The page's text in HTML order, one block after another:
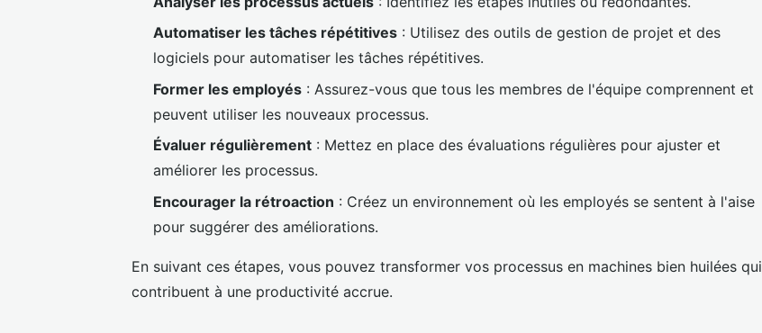
Automatiser les tâches répétitives : Utilisez des outils de gestion de projet et des
logiciels pour automatiser les tâches répétitives.
Former les employés : Assurez-vous que tous les membres de l'équipe comprennent et
peuvent utiliser les nouveaux processus.
Évaluer régulièrement : Mettez en place des évaluations régulières pour ajuster et
améliorer les processus.
Encourager la rétroaction : Créez un environnement où les employés se sentent à l'aise
pour suggérer des améliorations.
En suivant ces étapes, vous pouvez transformer vos processus en machines bien huilées qui
contribuent à une productivité accrue.